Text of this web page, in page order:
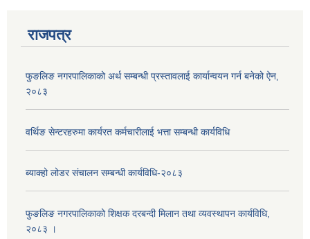
राजपत्र
फुङलिङ नगरपालिकाको अर्थ सम्बन्धी प्रस्तावलाई कार्यान्वयन गर्न बनेको ऐन‚
२०८३
वर्थिङ सेन्टरहरुमा कार्यरत कर्मचारीलाई भत्ता सम्बन्धी कार्यविधि
ब्याक्हो लोडर संचालन सम्बन्धी कार्यविधि-२०८३
फुङलिङ नगरपालिकाको शिक्षक दरबन्दी मिलान तथा व्यवस्थापन कार्यविधि,
२०८३ ।